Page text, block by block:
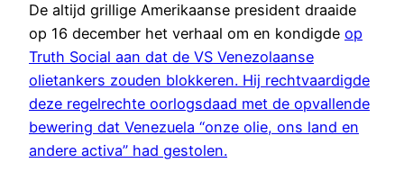
De altijd grillige Amerikaanse president draaide
op 16 december het verhaal om en kondigde op
Truth Social aan dat de VS Venezolaanse
olietankers zouden blokkeren. Hij rechtvaardigde
deze regelrechte oorlogsdaad met de opvallende
bewering dat Venezuela “onze olie, ons land en
andere activa” had gestolen.